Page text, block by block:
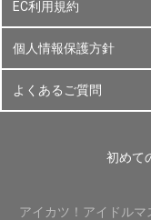
EC利用規約
個人情報保護方針
よくあるご質問
初めて
アイカツ！ アイドルマ